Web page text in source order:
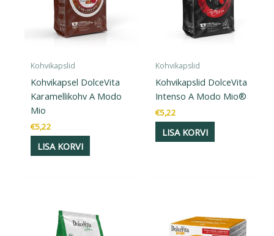
Kohvikapslid
Kohvikapsel DolceVita
Karamellikohv A Modo
Mio
€5,22
LISA KORVI
Kohvikapslid
Kohvikapslid DolceVita
Intenso A Modo Mio®
€5,22
LISA KORVI